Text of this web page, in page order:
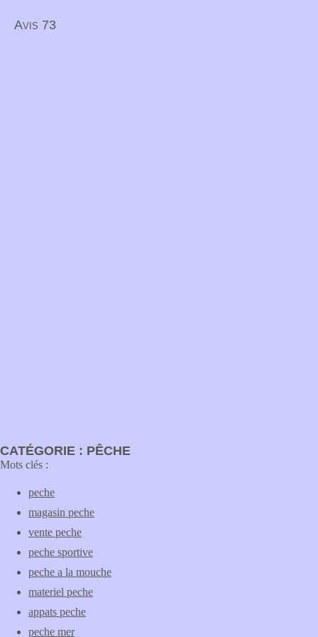
Avis 73
CATÉGORIE : PÊCHE
Mots clés :
peche
magasin peche
vente peche
peche sportive
peche a la mouche
materiel peche
appats peche
peche mer